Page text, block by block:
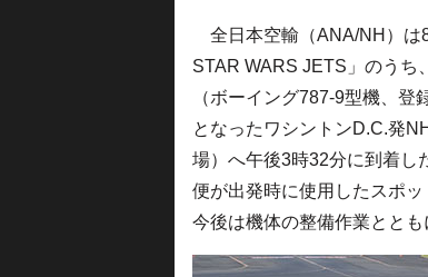
全日本空輸（ANA/NH）は
STAR WARS JETS」のうち
（ボーイング787-9型機、
となったワシントンD.C.発
場）へ午後3時32分に到着し
便が出発時に使用したスポ
今後は機体の整備作業ととも